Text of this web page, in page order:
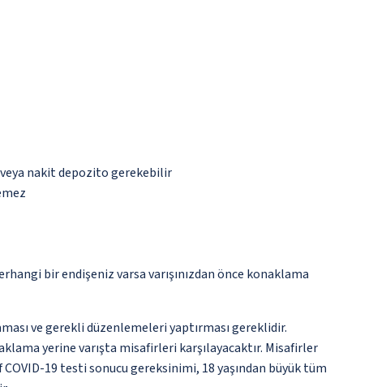
nakit depozito gerekebilir
bir endişeniz varsa varışınızdan önce konaklama
ve gerekli düzenlemeleri yaptırması gereklidir.
yerine varışta misafirleri karşılayacaktır. Misafirler
19 testi sonucu gereksinimi, 18 yaşından büyük tüm